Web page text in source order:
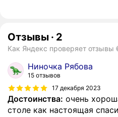
Отзывы · 2
Как Яндекс проверяет отзывы
Ниночка Рябова
15 отзывов
17 декабря 2023
Достоинства: очень
столе как настоящая